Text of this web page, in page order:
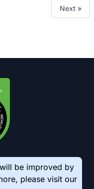
Next »
be improved by
please visit our